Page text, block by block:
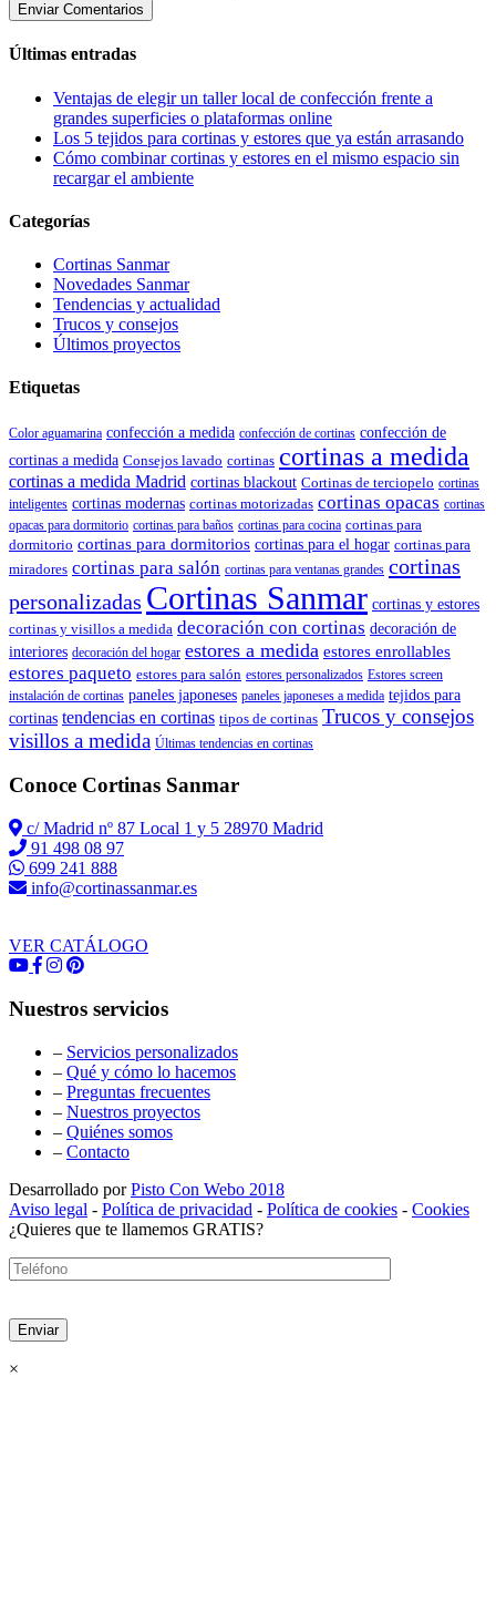
Enviar Comentarios
Últimas entradas
Ventajas de elegir un taller local de confección frente a
grandes superficies o plataformas online
Los 5 tejidos para cortinas y estores que ya están arrasando
Cómo combinar cortinas y estores en el mismo espacio sin
recargar el ambiente
Categorías
Cortinas Sanmar
Novedades Sanmar
Tendencias y actualidad
Trucos y consejos
Últimos proyectos
Etiquetas
Color aguamarina confección a medida confección de cortinas confección de
cortinas a medida Consejos lavado cortinas cortinas a medida
cortinas a medida Madrid cortinas blackout Cortinas de terciopelo cortinas
inteligentes cortinas modernas cortinas motorizadas cortinas opacas cortinas
opacas para dormitorio cortinas para baños cortinas para cocina cortinas para
dormitorio cortinas para dormitorios cortinas para el hogar cortinas para
miradores cortinas para salón cortinas para ventanas grandes cortinas
personalizadas Cortinas Sanmar cortinas y estores
cortinas y visillos a medida decoración con cortinas decoración de
interiores decoración del hogar estores a medida estores enrollables
estores paqueto estores para salón estores personalizados Estores screen
instalación de cortinas paneles japoneses paneles japoneses a medida tejidos para
cortinas tendencias en cortinas tipos de cortinas Trucos y consejos
visillos a medida Últimas tendencias en cortinas
Conoce Cortinas Sanmar
c/ Madrid nº 87 Local 1 y 5 28970 Madrid
91 498 08 97
699 241 888
info@cortinassanmar.es
VER CATÁLOGO
Nuestros servicios
– Servicios personalizados
– Qué y cómo lo hacemos
– Preguntas frecuentes
– Nuestros proyectos
– Quiénes somos
– Contacto
Desarrollado porPisto Con Webo 2018
Aviso legal - Política de privacidad - Política de cookies - Cookies
¿Quieres que te llamemos GRATIS?
×